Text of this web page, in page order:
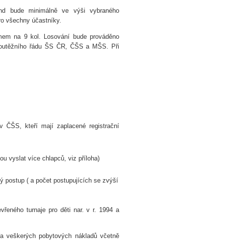
bude minimálně ve výši vybraného
všechny účastníky.
na 9 kol. Losování bude prováděno
řádu ŠS ČR, ČŠS a MŠS. Při
ČŠS, kteří mají zaplacené registrační
vyslat více chlapců, viz příloha)
postup ( a počet postupujících se zvýší
turnaje pro děti nar. v r. 1994 a
veškerých pobytových nákladů včetně